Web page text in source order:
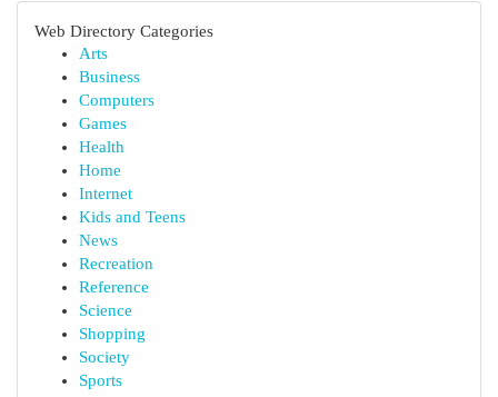
Web Directory Categories
Arts
Business
Computers
Games
Health
Home
Internet
Kids and Teens
News
Recreation
Reference
Science
Shopping
Society
Sports